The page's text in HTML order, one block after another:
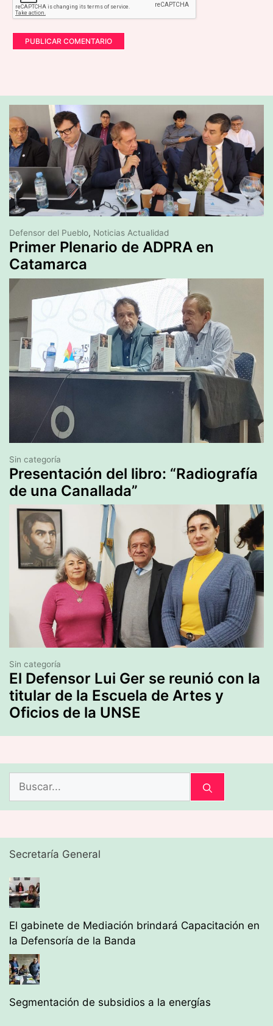
Primer Plenario de ADPRA en
Catamarca
Defensor del Pueblo, Noticias Actualidad
Presentación del libro: “Radiografía
de una Canallada”
Sin categoría
El Defensor Lui Ger se reunió con la
titular de la Escuela de Artes y
Oficios de la UNSE
Sin categoría
Secretaría General
El gabinete de Mediación brindará Capacitación en
la Defensoría de la Banda
Segmentación de subsidios a la energías